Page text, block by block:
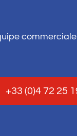
+33 (0)4 72 25